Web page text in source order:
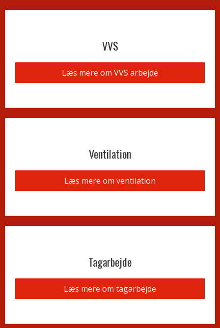
​VVS
Læs mere om VVS arbejde
Ventilation​
Læs mere om ventilation
Tagarbejde​
Læs mere om tagarbejde